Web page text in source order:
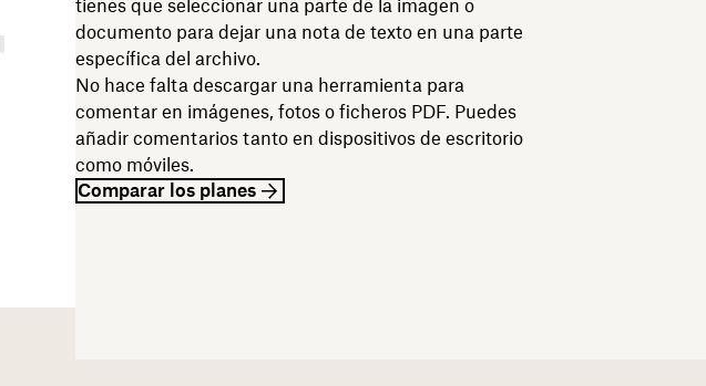
tienes que seleccionar una parte de la imagen o
documento para dejar una nota de texto en una parte
específica del archivo.
No hace falta descargar una herramienta para
comentar en imágenes, fotos o ficheros PDF. Puedes
añadir comentarios tanto en dispositivos de escritorio
como móviles.
Comparar los planes